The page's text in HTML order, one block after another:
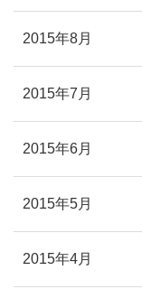
2015年8月
2015年7月
2015年6月
2015年5月
2015年4月